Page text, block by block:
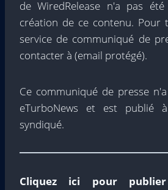
de WiredRelease n'a pas
création de ce contenu. Pour
service de communiqué de
contacter à (email protégé).
Ce communiqué de presse
eTurboNews et est publié
syndiqué.
Cliquez ici pour